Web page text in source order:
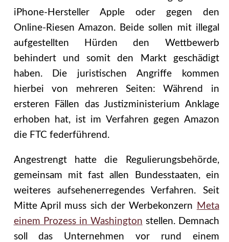
iPhone-Hersteller Apple oder gegen den
Online-Riesen Amazon. Beide sollen mit illegal
aufgestellten Hürden den Wettbewerb
behindert und somit den Markt geschädigt
haben. Die juristischen Angriffe kommen
hierbei von mehreren Seiten: Während in
ersteren Fällen das Justizministerium Anklage
erhoben hat, ist im Verfahren gegen Amazon
die FTC federführend.
Angestrengt hatte die Regulierungsbehörde,
gemeinsam mit fast allen Bundesstaaten, ein
weiteres aufsehenerregendes Verfahren. Seit
Mitte April muss sich der Werbekonzern
Meta
einem Prozess in Washington stellen. Demnach
soll das Unternehmen vor rund einem